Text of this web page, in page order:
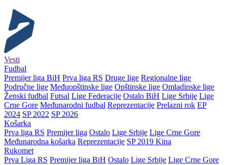
Vesti
Fudbal
Premijer liga BiH Prva liga RS Druge lige Regionalne lige
Područne lige Međuopštinske lige Opštinske lige Omladinske lige
Ženski fudbal Futsal Lige Federacije Ostalo BiH Lige Srbije Lige
Crne Gore Međunarodni fudbal Reprezentacije Prelazni rok EP
2024 SP 2022 SP 2026
Košarka
Prva liga RS Premijer liga Ostalo Lige Srbije Lige Crne Gore
Međunarodna košarka Reprezentacije SP 2019 Kina
Rukomet
Prva Liga RS Premijer liga BiH Ostalo Lige Srbije Lige Crne Gore